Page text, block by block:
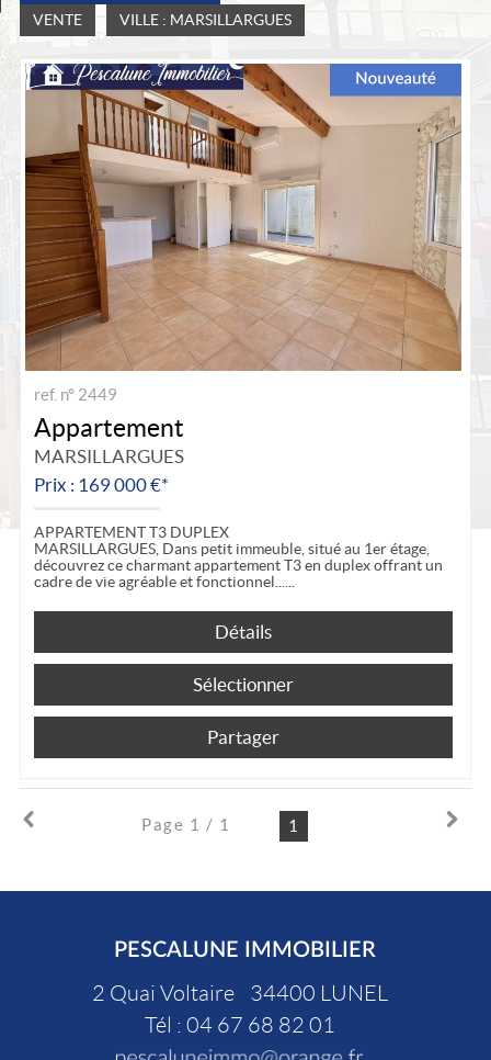
VENTE
VILLE : MARSILLARGUES
ref. n° 2449
Appartement
MARSILLARGUES
Prix : 169 000 €*
APPARTEMENT T3 DUPLEX
MARSILLARGUES, Dans petit immeuble, situé au 1er étage,
découvrez ce charmant appartement T3 en duplex offrant un
cadre de vie agréable et fonctionnel...
Détails
Sélectionner
Partager
Page 1 / 1 1
PESCALUNE IMMOBILIER
2 Quai Voltaire 34400 LUNEL
Tél : 04 67 68 82 01